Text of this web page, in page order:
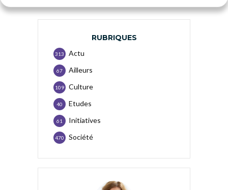
RUBRIQUES
Actu
313
Ailleurs
67
Culture
109
Etudes
40
Initiatives
61
Société
470